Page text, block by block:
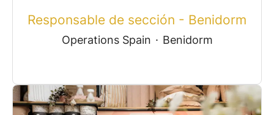
Responsable de sección - Benidorm
Operations Spain · Benidorm